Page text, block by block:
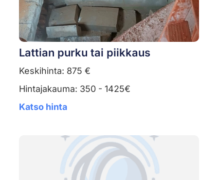
Lattian purku tai piikkaus
Keskihinta: 875 €
Hintajakauma: 350 - 1425€
Katso hinta